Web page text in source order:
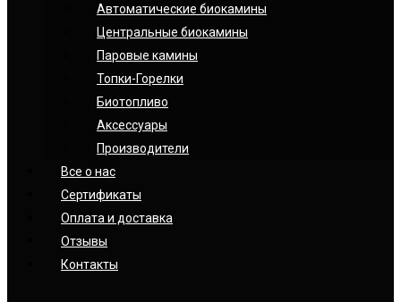
Автоматические биокамины
Центральные биокамины
Паровые камины
Топки-Горелки
Биотопливо
Аксессуары
Производители
Все о нас
Сертификаты
Оплата и доставка
Отзывы
Контакты